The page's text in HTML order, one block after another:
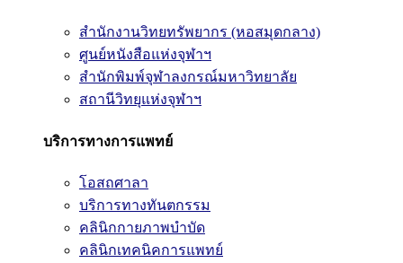
สำนักงานวิทยทรัพยากร (หอสมุดกลาง)
ศูนย์หนังสือแห่งจุฬาฯ
สำนักพิมพ์จุฬาลงกรณ์มหาวิทยาลัย
สถานีวิทยุแห่งจุฬาฯ
บริการทางการแพทย์
โอสถศาลา
บริการทางทันตกรรม
คลินิกกายภาพบำบัด
คลินิกเทคนิคการแพทย์